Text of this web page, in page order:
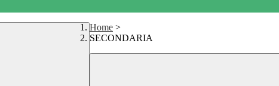
Home >
SECONDARIA